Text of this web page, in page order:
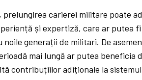
prelungirea carierei militare poate
și expertiză, care ar putea
generații de militari. De
mai lungă ar putea beneficia
contribuțiilor adiționale la sistemul